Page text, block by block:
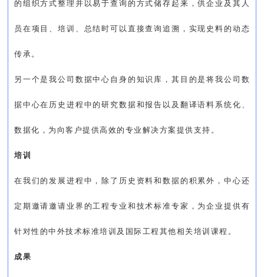
的组织方式整理并以易于查询的方式储存起来，供企业及其人
员在项目、培训、总结时可以直接查询追溯，实现史料的动态
传承。
另一个是我公司数据中心自身的知识库，其目的是将我公司数
据中心在历史进程中的研究数据和报告以及翻译语料系统化、
数据化，为向客户提供高效的专业解决方案提供支持。
培训
在我们的发展进程中，除了历史资料和数据的积累外，中心还
定期邀请邀请业界的工程专业和技术标准专家，为企业提供有
针对性的中外技术标准培训及国际工程其他相关培训课程。
成果